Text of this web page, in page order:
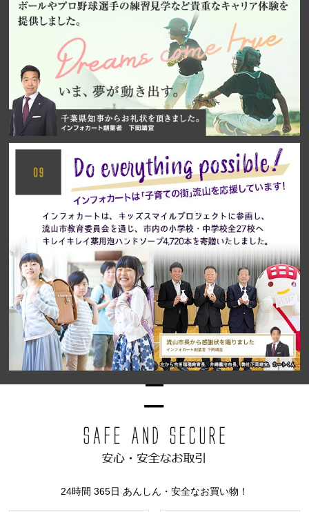
24時間 365日 あんしん・安全なお買い物！